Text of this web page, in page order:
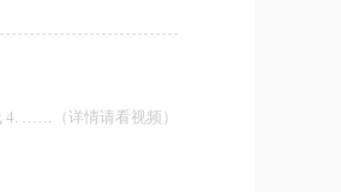
4. ……（详情请看视频）